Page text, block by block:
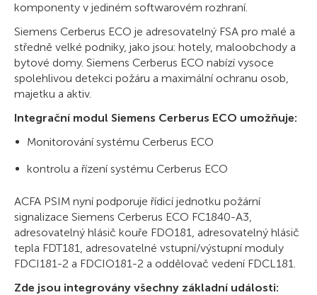
komponenty v jediném softwarovém rozhraní.
Siemens Cerberus ECO je adresovatelný FSA pro malé a
středně velké podniky, jako jsou: hotely, maloobchody a
bytové domy. Siemens Cerberus ECO nabízí vysoce
spolehlivou detekci požáru a maximální ochranu osob,
majetku a aktiv.
Integrační modul Siemens Cerberus ECO umožňuje:
Monitorování systému Cerberus ECO
kontrolu a řízení systému Cerberus ECO
ACFA PSIM nyní podporuje řídicí jednotku požární
signalizace Siemens Cerberus ECO FC1840-A3,
adresovatelný hlásič kouře FDO181, adresovatelný hlásič
tepla FDT181, adresovatelné vstupní/výstupní moduly
FDCI181-2 a FDCIO181-2 a oddělovač vedení FDCL181.
Zde jsou integrovány všechny základní události: